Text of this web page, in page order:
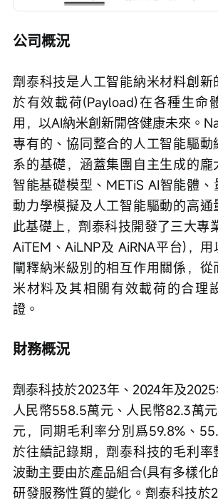
公司概況
劑泰科技是人工智能納米材料創新
於有效載荷(Payload)在各種生命
用，以AI納米創新開啓健康未來。
專有的、協同整合的人工智能驅動
系的基礎，涵蓋集團自主生成的龐
智能基礎模型、METiS AI智能體
動力學模擬及人工智能驅動的高通
此基礎上，劑泰科技開發了三大專
AiTEM、AiLNP及 AiRNA平台)，
闡釋納米級別的相互作用關係，從
米材料及其相關有效載荷的合理
證。
財務概況
劑泰科技於2023年、2024年及
人民幣558.5萬元、人民幣82.3萬
元，同期毛利率分別爲59.8%、
於往績記錄期，劑泰科技的毛利率
波動主要由於產品組合(具有多樣化
研發服務性質的變化。劑泰科技於